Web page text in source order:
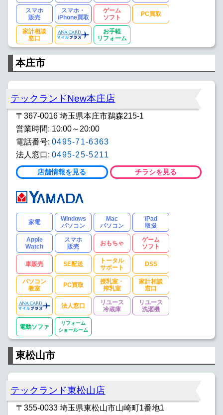
スマホ
販売
スマホ・
iPhone買取
ゲーム
ソフト
PC買取
家計相談
窓口
お手軽
リフォーム
本庄市
テックランドNew本庄店
〒367-0016 埼玉県本庄市鵜森215-1
営業時間: 10:00～20:00
電話番号: 0495-71-6363
法人窓口: 0495-25-5211
店舗情報を見る チラシを見る
家電
Windows
パソコン
Mac
パソコン
iPad
取扱
Apple
Watch
スマホ
販売
おもちゃ
ゲーム
ソフト
車販売 SE配送
トータル
サポート
DSS
パソコン
教室
PC買取
授乳室・
搾乳室
家計相談
窓口
法人窓口
リユース
冷蔵庫
リユース
洗濯機
電動ソファ
リフォーム
ショールーム
東松山市
テックランド東松山店
〒355-0033 埼玉県東松山市山崎町1番地1